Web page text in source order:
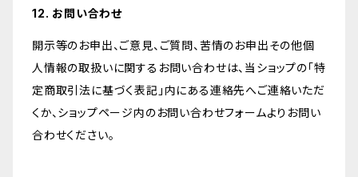
12. お問い合わせ
開示等のお申出、ご意見、ご質問、苦情のお申出その他個
人情報の取扱いに関するお問い合わせは、当ショップの「特
定商取引法に基づく表記」内にある連絡先へご連絡いただ
くか、ショップページ内のお問い合わせフォームよりお問い
合わせください。